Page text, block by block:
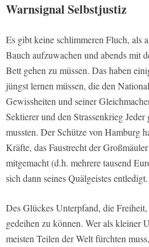
Warnsignal Selbstjustiz
Es gibt keine schlimmeren Fluch, als
Bauch aufzuwachen und abends mit
Bett gehen zu müssen. Das haben
jüngst lernen müssen, die den
Gewissheiten und seiner
Sektierer und den Strassenkrieg Jeder
mussten. Der Schütze von Hamburg
Kräfte, das Faustrecht der
mitgemacht (d.h. mehrere tausend
sich dann seines Quälgeistes entledigt.
Des Glückes Unterpfand, die
gedeihen zu können. Wer als kleiner
meisten Teilen der Welt fürchten